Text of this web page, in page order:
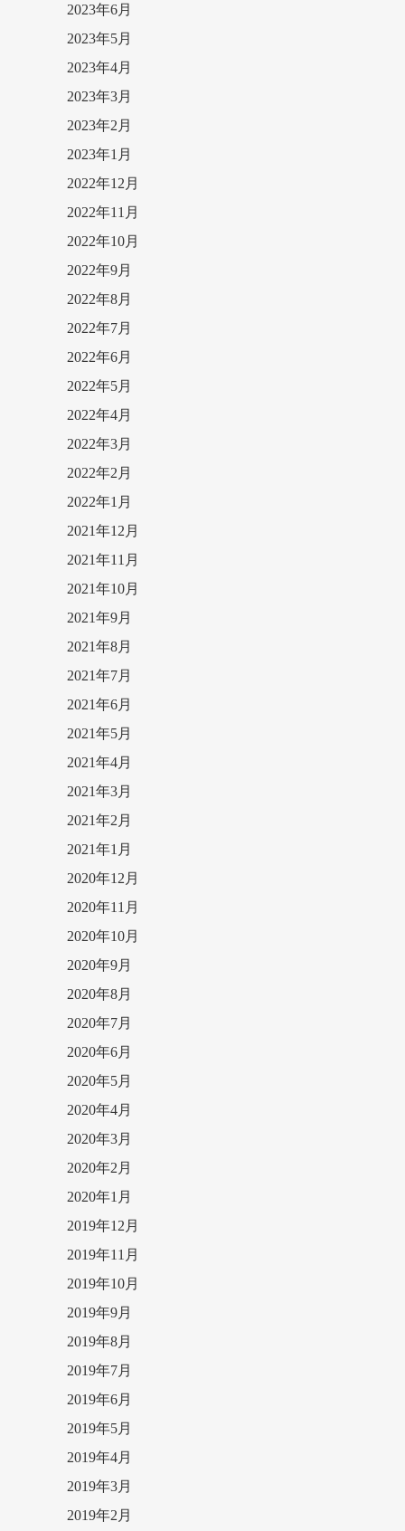
2023年6月
2023年5月
2023年4月
2023年3月
2023年2月
2023年1月
2022年12月
2022年11月
2022年10月
2022年9月
2022年8月
2022年7月
2022年6月
2022年5月
2022年4月
2022年3月
2022年2月
2022年1月
2021年12月
2021年11月
2021年10月
2021年9月
2021年8月
2021年7月
2021年6月
2021年5月
2021年4月
2021年3月
2021年2月
2021年1月
2020年12月
2020年11月
2020年10月
2020年9月
2020年8月
2020年7月
2020年6月
2020年5月
2020年4月
2020年3月
2020年2月
2020年1月
2019年12月
2019年11月
2019年10月
2019年9月
2019年8月
2019年7月
2019年6月
2019年5月
2019年4月
2019年3月
2019年2月